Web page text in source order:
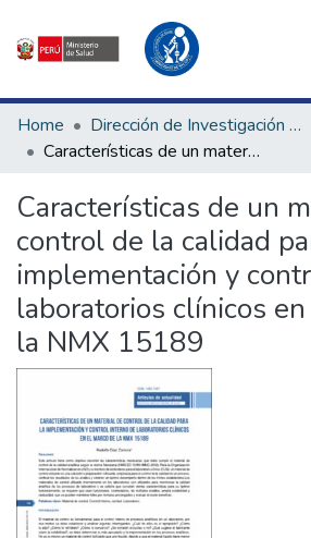
Communities & Collections
All of DSpace
Estadísticas Externas
Enlaces de interés ▾
Home Dirección de Investigación e Innovación en Salud
Características de un material de control de la calidad para la implementación y control interno de laboratorios clínicos en el marco de la NMX 15189
Características de un
control de la calidad
implementación y
laboratorios clínicos
la NMX 15189